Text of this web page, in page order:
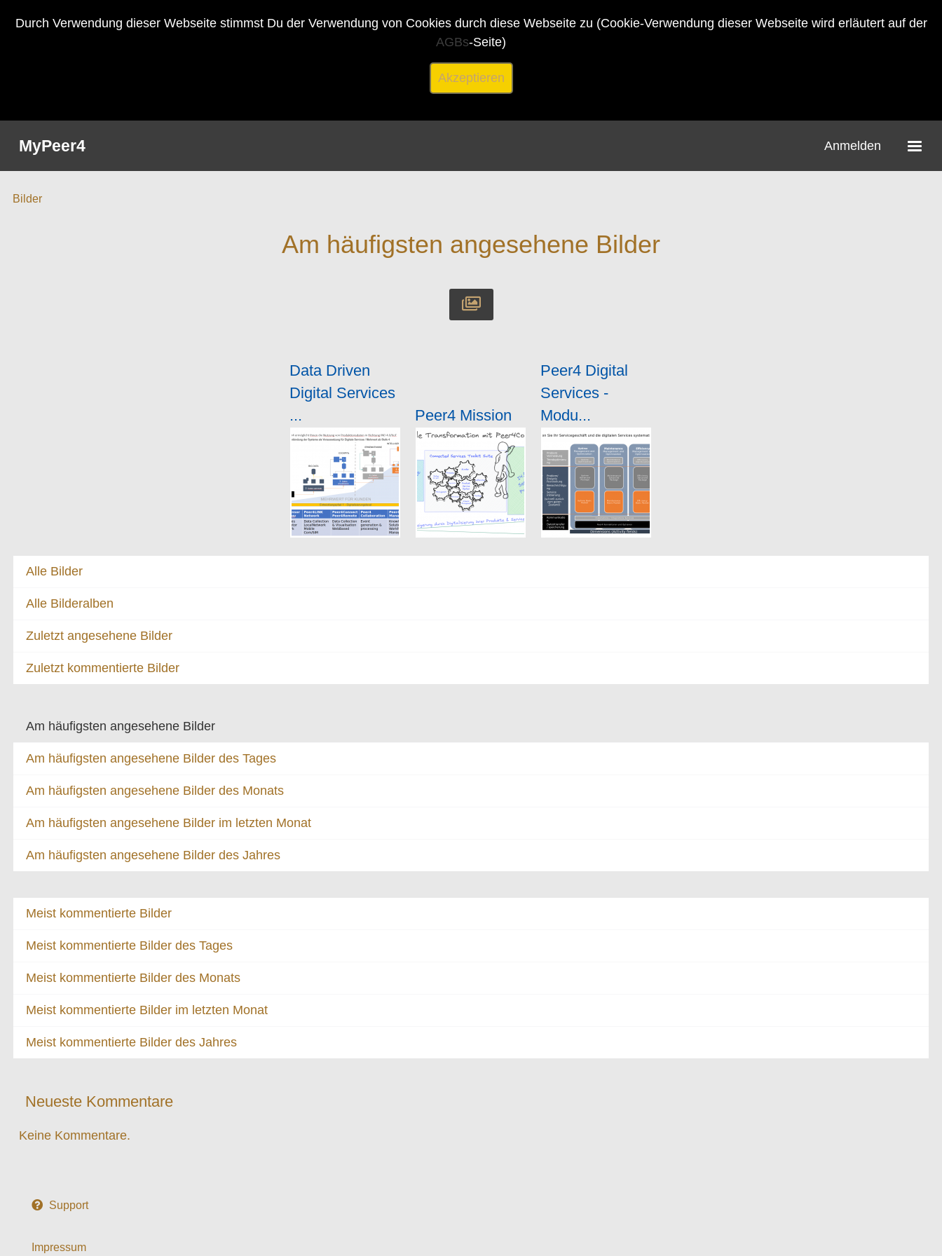
Durch Verwendung dieser Webseite stimmst Du der Verwendung von Cookies durch diese Webseite zu (Cookie-Verwendung dieser Webseite wird erläutert auf der
AGBs-Seite)
Akzeptieren
MyPeer4 Anmelden
Bilder
Am häufigsten angesehene Bilder
Data Driven
Digital Services
...
Peer4 Mission
Peer4 Digital
Services -
Modu...
Alle Bilder
Alle Bilderalben
Zuletzt angesehene Bilder
Zuletzt kommentierte Bilder
Am häufigsten angesehene Bilder
Am häufigsten angesehene Bilder des Tages
Am häufigsten angesehene Bilder des Monats
Am häufigsten angesehene Bilder im letzten Monat
Am häufigsten angesehene Bilder des Jahres
Meist kommentierte Bilder
Meist kommentierte Bilder des Tages
Meist kommentierte Bilder des Monats
Meist kommentierte Bilder im letzten Monat
Meist kommentierte Bilder des Jahres
Neueste Kommentare
Keine Kommentare.
Support
Impressum